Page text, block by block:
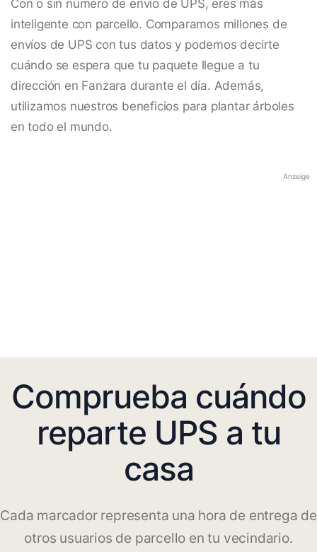
Con o sin número de envío de UPS, eres más
inteligente con parcello. Comparamos millones de
envíos de UPS con tus datos y podemos decirte
cuándo se espera que tu paquete llegue a tu
dirección en Fanzara durante el día. Además,
utilizamos nuestros beneficios para plantar árboles
en todo el mundo.
Anzeige
Comprueba cuándo
reparte UPS a tu
casa
Cada marcador representa una hora de entrega de
otros usuarios de parcello en tu vecindario.